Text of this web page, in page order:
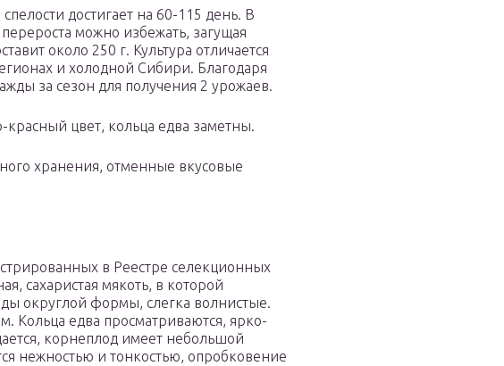
достигает на 60-115 день. В
можно избежать, загущая
около 250 г. Культура отличается
и холодной Сибири. Благодаря
за сезон для получения 2 урожаев.
цвет, кольца едва заметны.
хранения, отменные вкусовые
в Реестре селекционных
сахаристая мякоть, в которой
округлой формы, слегка волнистые.
Кольца едва просматриваются, ярко-
корнеплод имеет небольшой
нежностью и тонкостью, опробковение